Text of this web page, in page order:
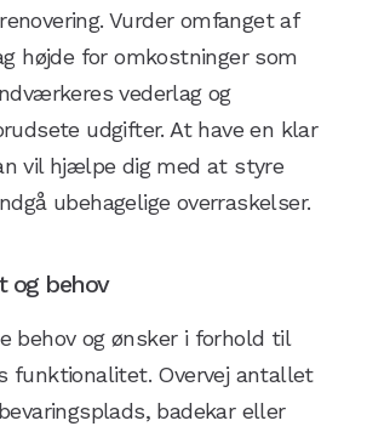
Vurder omfanget af
højde for omkostninger som
vederlag og
udgifter. At have en klar
vil hjælpe dig med at styre
ubehagelige overraskelser.
og behov
behov og ønsker i forhold til
funktionalitet. Overvej antallet
badekar eller